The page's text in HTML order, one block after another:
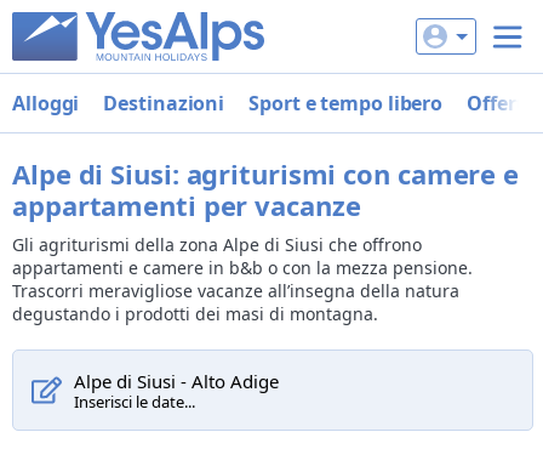
Alloggi Destinazioni Sport e tempo libero Offerte
Alpe di Siusi: agriturismi con camere e
appartamenti per vacanze
Gli agriturismi della zona Alpe di Siusi che offrono
appartamenti e camere in b&b o con la mezza pensione.
Trascorri meravigliose vacanze all’insegna della natura
degustando i prodotti dei masi di montagna.
Alpe di Siusi - Alto Adige
Inserisci le date...